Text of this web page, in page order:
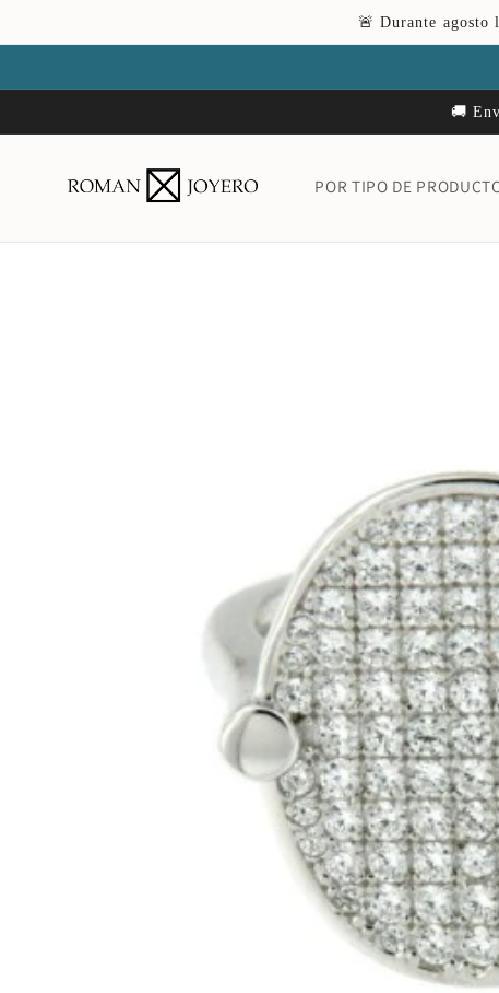
al contenido
🚨 Durante agosto
🚚
POR TIPO DE